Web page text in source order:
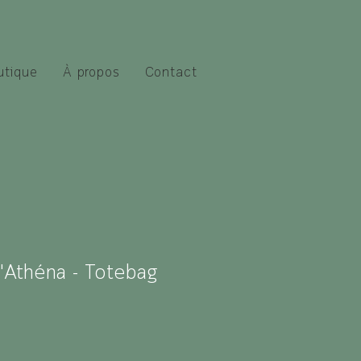
À propos Contact
- Totebag